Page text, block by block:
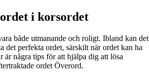
i korsordet
både utmanande och roligt. Ibland kan det
det perfekta ordet, särskilt när ordet kan ha
är några tips för att hjälpa dig att lösa
ordet Överord.